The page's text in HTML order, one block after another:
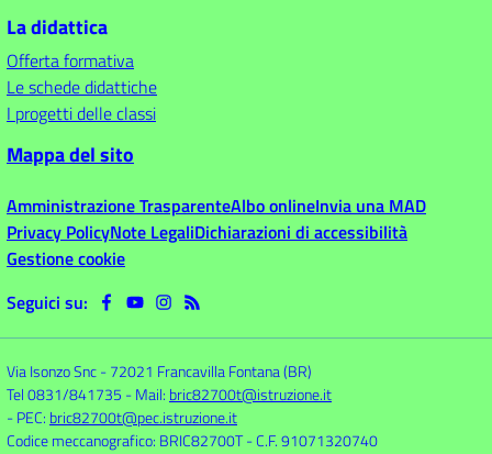
La didattica
Offerta formativa
Le schede didattiche
I progetti delle classi
Mappa del sito
Amministrazione TrasparenteAlbo onlineInvia una MAD
Privacy PolicyNote LegaliDichiarazioni di accessibilità
Gestione cookie
Seguici su:
Via Isonzo Snc-72021 Francavilla Fontana (BR)
Tel 0831/841735 - Mail: bric82700t@istruzione.it
- PEC: bric82700t@pec.istruzione.it
Codice meccanografico: BRIC82700T- C.F. 91071320740